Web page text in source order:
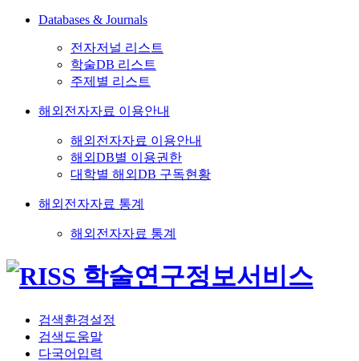
Databases & Journals
전자저널 리스트
학술DB 리스트
주제별 리스트
해외전자자료 이용안내
해외전자자료 이용안내
해외DB별 이용권한
대학별 해외DB 구독현황
해외전자자료 통계
해외전자자료 통계
검색환경설정
검색도움말
다국어입력